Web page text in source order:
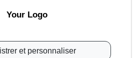
Your Logo
et personnaliser